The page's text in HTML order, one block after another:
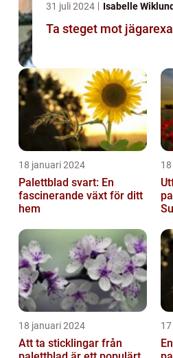
31 juli 2024 Isabelle Wiklund
Ta steget mot
18 januari 2024
Palettblad svart: En
fascinerande växt för ditt
hem
18 januari 2024
Att ta sticklingar från